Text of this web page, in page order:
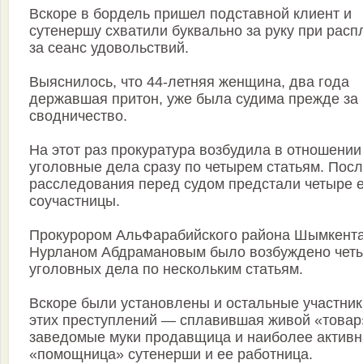
Вскоре в бордель пришел подставной клиент и
сутенершу схватили буквально за руку при
за сеанс удовольствий.
Выяснилось, что 44-летняя женщина, два года
державшая притон, уже была судима прежде за
сводничество.
На этот раз прокуратура возбудила в
уголовные дела сразу по четырем статьям.
расследования перед судом предстали четыре
соучастницы.
Прокурором АльФарабийского района
Нурланом Абдрамановым было возбуждено
уголовных дела по нескольким статьям.
Вскоре были установлены и остальные
этих преступлений — сплавившая живой
заведомые муки продавщица и наиболее
«помощница» сутенерши и ее работница.